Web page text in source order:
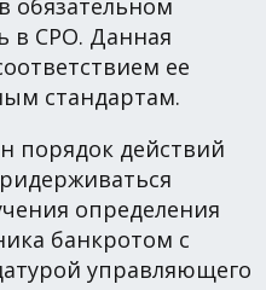
в СРО. Данная
ее
стандартам.
порядок действий
определения
банкротом с
управляющего